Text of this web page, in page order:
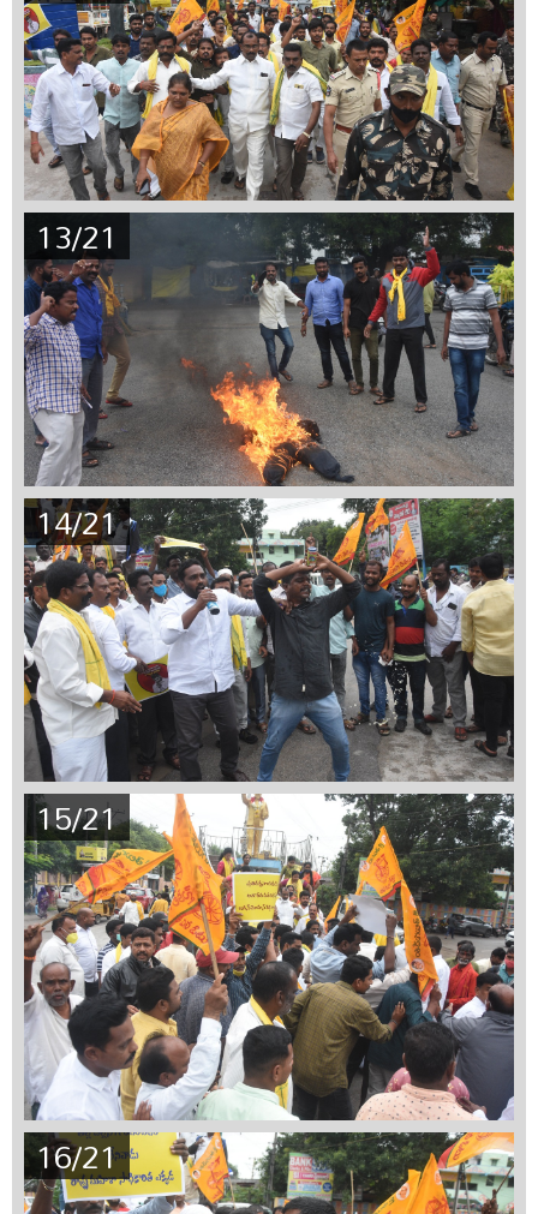
13/21
14/21
15/21
16/21